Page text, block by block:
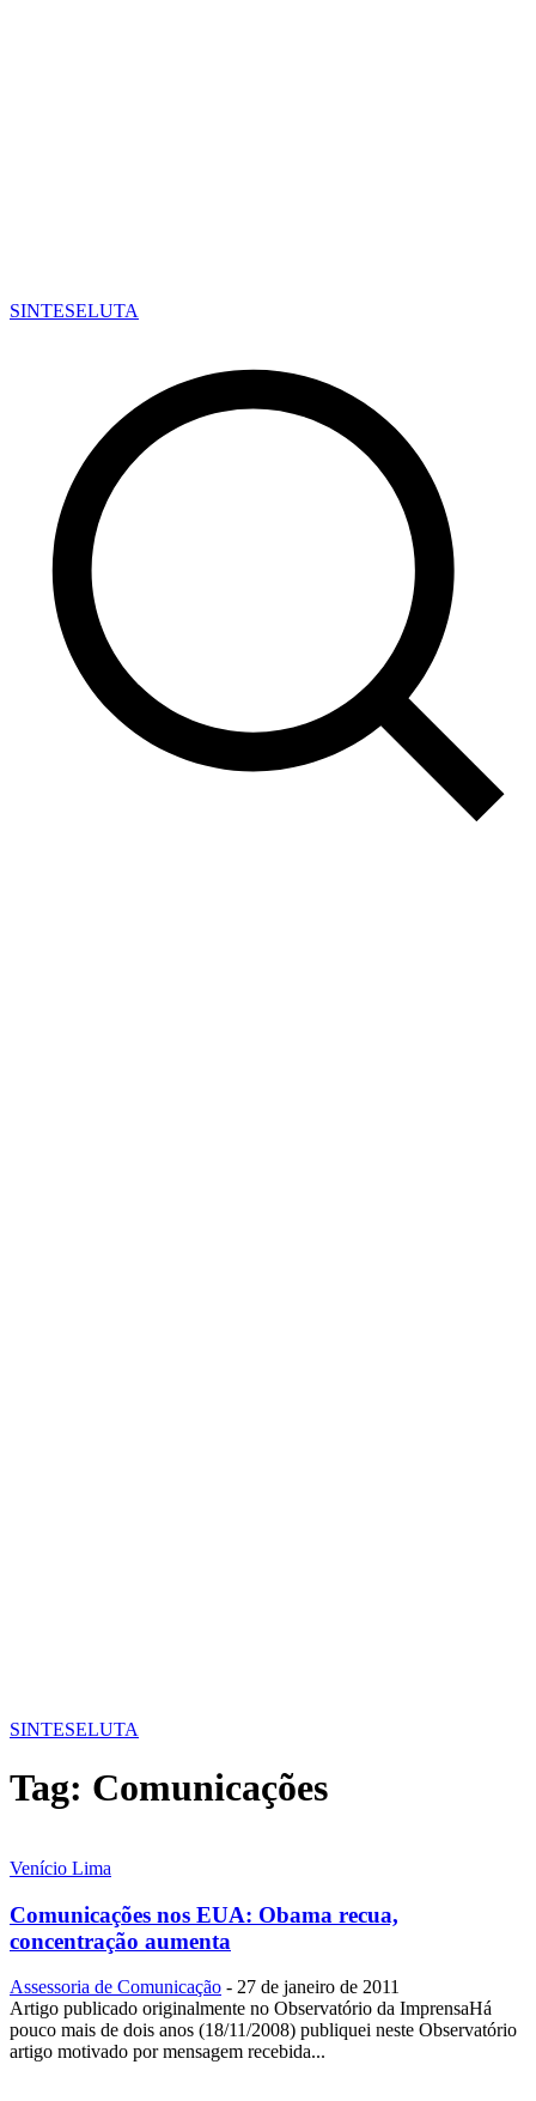
SINTESELUTA
SINTESELUTA
Tag: Comunicações
Venício Lima
Comunicações nos EUA: Obama recua,
concentração aumenta
Assessoria de Comunicação - 27 de janeiro de 2011
Artigo publicado originalmente no Observatório da ImprensaHá
pouco mais de dois anos (18/11/2008) publiquei neste Observatório
artigo motivado por mensagem recebida...